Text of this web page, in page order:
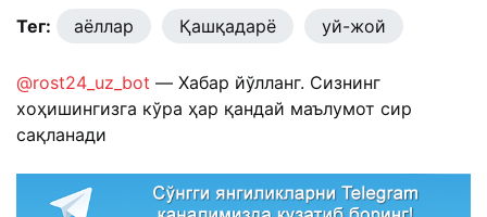
Тег: аёллар Қашқадарё уй-жой
@rost24_uz_bot — Хабар йўлланг. Сизнинг
хоҳишингизга кўра ҳар қандай маълумот сир
сақланади